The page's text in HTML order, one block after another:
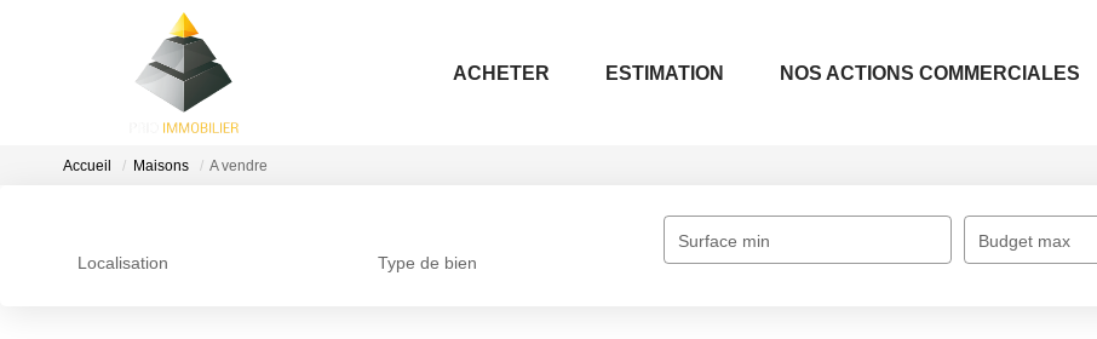
ACHETER ESTIMATION NOS ACTIONS COMMERCIALES
Accueil Maisons A vendre
Localisation Type de bien
Surface min Budget max